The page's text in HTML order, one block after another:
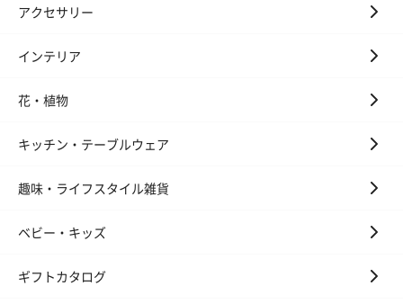
アクセサリー
インテリア
花・植物
キッチン・テーブルウェア
趣味・ライフスタイル雑貨
ベビー・キッズ
ギフトカタログ